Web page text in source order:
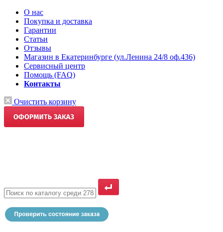
О нас
Покупка и доставка
Гарантии
Статьи
Отзывы
Магазин в Екатеринбурге (ул.Ленина 24/8 оф.436)
Сервисный центр
Помощь (FAQ)
Контакты
Очистить корзину